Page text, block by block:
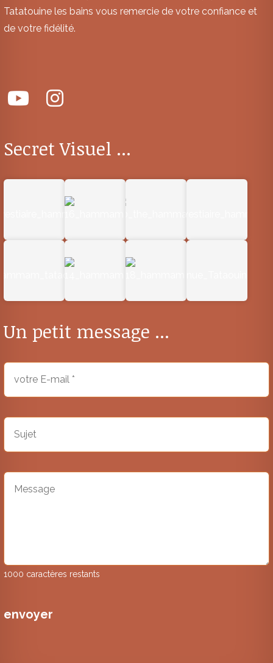
Tatatouine les bains vous remercie de votre confiance et
de votre fidélité.
Secret Visuel ...
Un petit message ...
1000 caractères restants
envoyer